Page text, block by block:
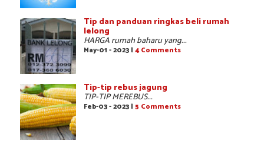
Tip dan panduan ringkas beli rumah
lelong
HARGA rumah baharu yang...
May-01 - 2023 | 4 Comments
Tip-tip rebus jagung
TIP-TIP MEREBUS...
Feb-03 - 2023 | 5 Comments